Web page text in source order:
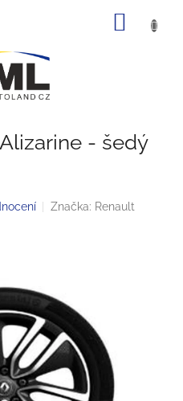
- šedý
Značka: Renault